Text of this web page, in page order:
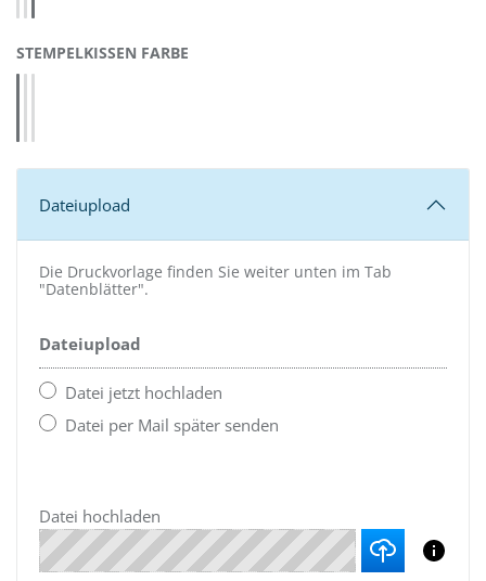
STEMPELKISSEN FARBE
Dateiupload
Die Druckvorlage finden Sie weiter unten im Tab
"Datenblätter".
Dateiupload
Datei jetzt hochladen
Datei per Mail später senden
Datei hochladen